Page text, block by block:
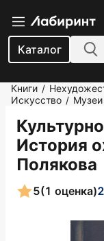
Каталог
Книги /
Искусство / Музеи
История
Полякова
5(1 оценка)